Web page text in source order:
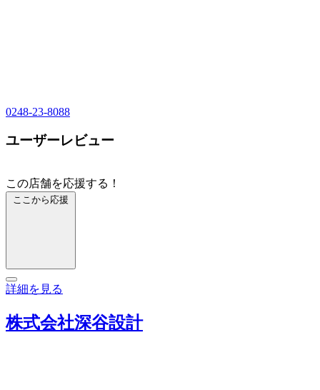
0248-23-8088
ユーザーレビュー
この店舗を応援する！
ここから応援
詳細を見る
株式会社深谷設計